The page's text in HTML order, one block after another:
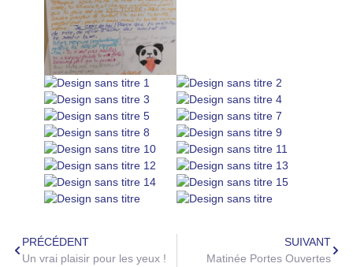
PRÉCÉDENT
Un vrai plaisir pour les yeux !
SUIVANT
Matinée Portes Ouvertes